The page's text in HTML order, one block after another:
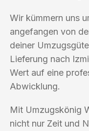
Wir kümmern uns
angefangen von
deiner
Lieferung nach
Wert auf eine
Abwicklung.
Mit Umzugskönig
nicht nur Zeit und